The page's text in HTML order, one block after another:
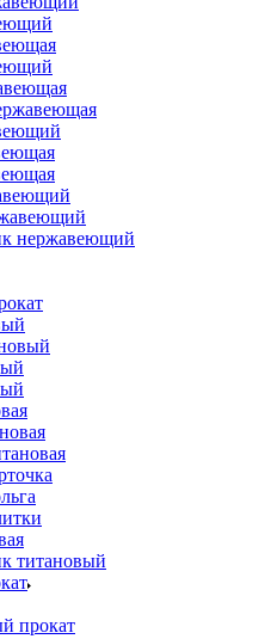
нержавеющий
титановый
прокат